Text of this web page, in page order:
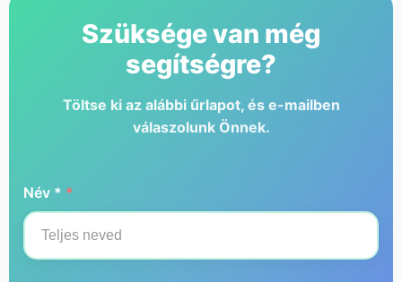
Szüksége van még
segítségre?
Töltse ki az alábbi űrlapot, és e-mailben
válaszolunk Önnek.
Név * *